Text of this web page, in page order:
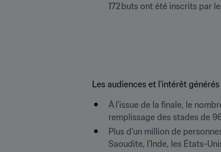
172 buts ont été inscrits par
Les audiences et l’intérêt
À l’issue de la finale, le
remplissage des stades de
Plus d'un million de
Saoudite, l’Inde, les États-